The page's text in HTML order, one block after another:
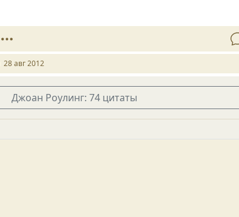
28 авг 2012
Джоан Роулинг: 74 цитаты